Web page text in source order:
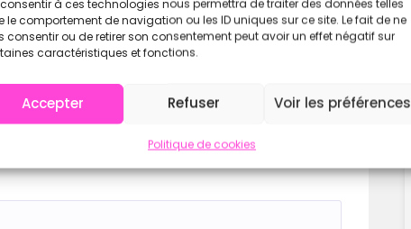
à ces technologies nous permettra de traiter des données telles
le comportement de navigation ou les ID uniques sur ce site. Le fait de ne
consentir ou de retirer son consentement peut avoir un effet négatif sur
caractéristiques et fonctions.
Accepter Refuser Voir les préférences
Politique de cookies